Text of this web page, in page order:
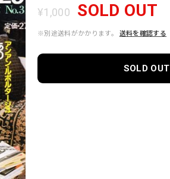
¥1,000 SOLD OUT
※別途送料がかかります。 送料を確認する
SOLD OUT